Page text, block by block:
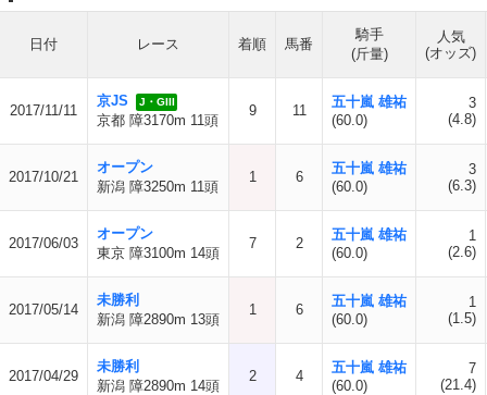
日付 レース 着順 馬番
騎手
(斤量)
人気
(オッズ)
2017/11/11
京JS J・GIII
京都 障3170m 11頭
9 11
五十嵐 雄祐
(60.0)
3
(4.8)
2017/10/21
オープン
新潟 障3250m 11頭
1 6
五十嵐 雄祐
(60.0)
3
(6.3)
2017/06/03
オープン
東京 障3100m 14頭
7 2
五十嵐 雄祐
(60.0)
1
(2.6)
2017/05/14
未勝利
新潟 障2890m 13頭
1 6
五十嵐 雄祐
(60.0)
1
(1.5)
2017/04/29
未勝利
新潟 障2890m 14頭
2 4
五十嵐 雄祐
(60.0)
7
(21.4)